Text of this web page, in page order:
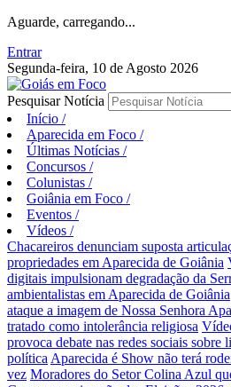
Aguarde, carregando...
Entrar
Segunda-feira, 10 de Agosto 2026
Pesquisar Notícia
Início /
Aparecida em Foco /
Últimas Notícias /
Concursos /
Colunistas /
Goiânia em Foco /
Eventos /
Vídeos /
Chacareiros denunciam suposta
propriedades em Aparecida de Goiânia
digitais impulsionam degradação da
ambientalistas em Aparecida de Goiânia
ataque a imagem de Nossa Senhora
tratado como intolerância religiosa
provoca debate nas redes sociais sobre
política Aparecida é Show não terá
vez Moradores do Setor Colina Azul